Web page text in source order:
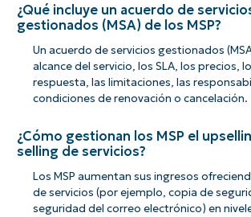
¿Qué incluye un acuerdo de
gestionados (MSA) de los MSP?
Un acuerdo de servicios gestionados
alcance del servicio, los SLA, los precios,
respuesta, las limitaciones, las
condiciones de renovación o cancelación.
¿Cómo gestionan los MSP el
selling de servicios?
Los MSP aumentan sus ingresos
de servicios (por ejemplo, copia de
seguridad del correo electrónico) en